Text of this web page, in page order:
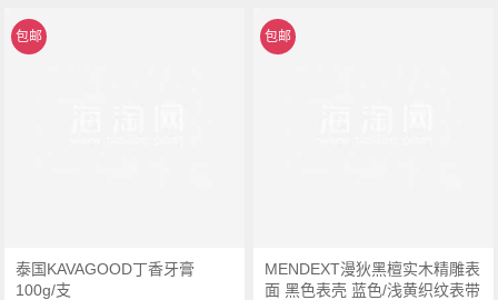
包邮
泰国KAVAGOOD丁香牙膏
100g/支
包邮
MENDEXT漫狄黑檀实木精雕表
面 黑色表壳 蓝色/浅黄织纹表带